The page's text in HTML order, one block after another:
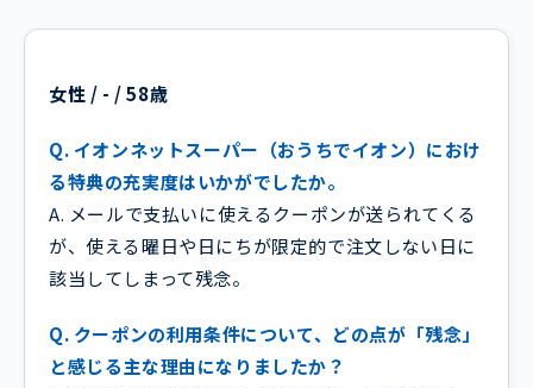
女性 / - / 58歳
Q. イオンネットスーパー（おうちでイオン）におけ
る特典の充実度はいかがでしたか。
A. メールで支払いに使えるクーポンが送られてくる
が、使える曜日や日にちが限定的で注文しない日に
該当してしまって残念。
Q. クーポンの利用条件について、どの点が「残念」
と感じる主な理由になりましたか？